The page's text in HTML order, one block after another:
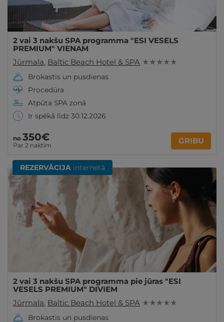
2 vai 3 nakšu SPA programma "ESI VESELS
PREMIUM" VIENAM
Jūrmala, Baltic Beach Hotel & SPA ★ ★ ★ ★ ★
Brokastis un pusdienas
Procedūra
Atpūta SPA zonā
Ir spēkā līdz 30.12.2026
no 350€
Par 2 naktīm GRIBU
REZERVĀCIJA internetā
2 vai 3 nakšu SPA programma pie jūras "ESI
VESELS PREMIUM" DIVIEM
Jūrmala, Baltic Beach Hotel & SPA ★ ★ ★ ★ ★
Brokastis un pusdienas